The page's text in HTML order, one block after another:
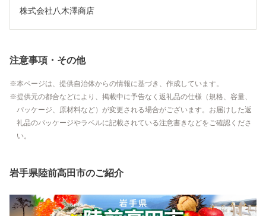
株式会社八木澤商店
注意事項・その他
本ページは、提供自治体からの情報に基づき、作成しています。
提供元の都合などにより、掲載中に予告なく返礼品の仕様（規格、容量、
パッケージ、原材料など）が変更される場合がございます。お届けした返
礼品のパッケージやラベルに記載されている注意書きなどをご確認くださ
い。
岩手県陸前高田市のご紹介